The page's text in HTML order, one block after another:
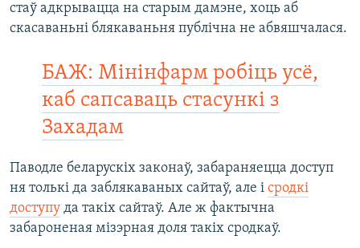
стаў адкрывацца на старым дамэне, хоць аб
скасаваньні блякаваньня публічна не абвяшчалася.
БАЖ: Мінінфарм робіць усё,
каб сапсаваць стасункі з
Захадам
Паводле беларускіх законаў, забараняецца доступ
ня толькі да заблякаваных сайтаў, але і сродкі
доступу да такіх сайтаў. Але ж фактычна
забароненая мізэрная доля такіх сродкаў.